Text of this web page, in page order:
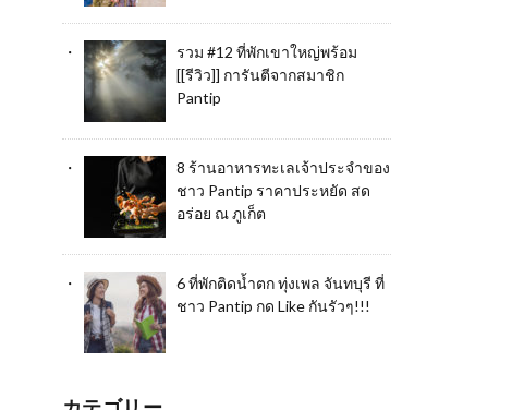
รวม #12 ที่พักเขาใหญ่พร้อม
[[รีวิว]] การันตีจากสมาชิก
Pantip
8 ร้านอาหารทะเลเจ้าประจำของ
ชาว Pantip ราคาประหยัด สด
อร่อย ณ ภูเก็ต
6 ที่พักติดน้ำตก ทุ่งเพล จันทบุรี ที่
ชาว Pantip กด Like กันรัวๆ!!!